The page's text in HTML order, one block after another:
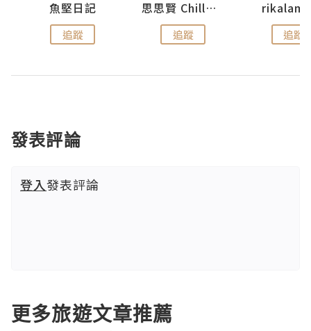
魚堅日記
追蹤
思思賢 ChillMyBabe
追蹤 追蹤
發表評論
登入發表評論
更多旅遊文章推薦